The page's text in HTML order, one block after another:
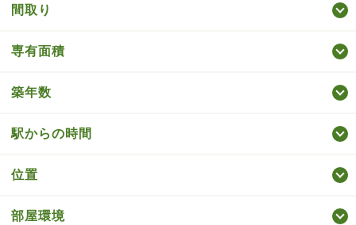
間取り
専有面積
築年数
駅からの時間
位置
部屋環境